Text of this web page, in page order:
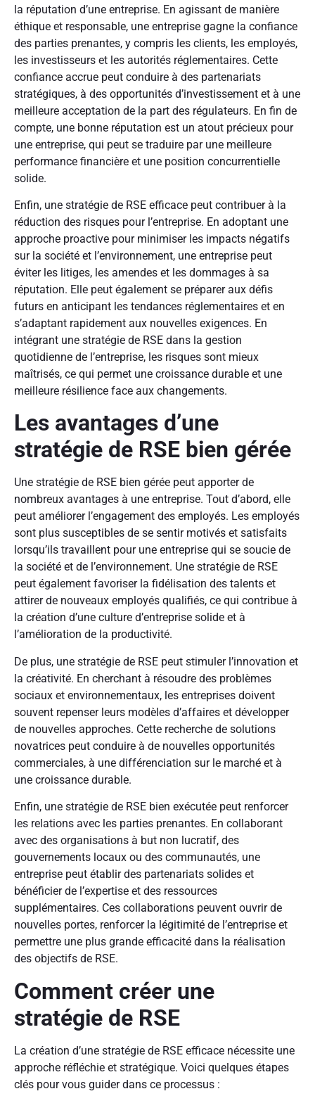
la réputation d’une entreprise. En agissant de manière
éthique et responsable, une entreprise gagne la confiance
des parties prenantes, y compris les clients, les employés,
les investisseurs et les autorités réglementaires. Cette
confiance accrue peut conduire à des partenariats
stratégiques, à des opportunités d’investissement et à une
meilleure acceptation de la part des régulateurs. En fin de
compte, une bonne réputation est un atout précieux pour
une entreprise, qui peut se traduire par une meilleure
performance financière et une position concurrentielle
solide.
Enfin, une stratégie de RSE efficace peut contribuer à la
réduction des risques pour l’entreprise. En adoptant une
approche proactive pour minimiser les impacts négatifs
sur la société et l’environnement, une entreprise peut
éviter les litiges, les amendes et les dommages à sa
réputation. Elle peut également se préparer aux défis
futurs en anticipant les tendances réglementaires et en
s’adaptant rapidement aux nouvelles exigences. En
intégrant une stratégie de RSE dans la gestion
quotidienne de l’entreprise, les risques sont mieux
maîtrisés, ce qui permet une croissance durable et une
meilleure résilience face aux changements.
Les avantages d’une
stratégie de RSE bien gérée
Une stratégie de RSE bien gérée peut apporter de
nombreux avantages à une entreprise. Tout d’abord, elle
peut améliorer l’engagement des employés. Les employés
sont plus susceptibles de se sentir motivés et satisfaits
lorsqu’ils travaillent pour une entreprise qui se soucie de
la société et de l’environnement. Une stratégie de RSE
peut également favoriser la fidélisation des talents et
attirer de nouveaux employés qualifiés, ce qui contribue à
la création d’une culture d’entreprise solide et à
l’amélioration de la productivité.
De plus, une stratégie de RSE peut stimuler l’innovation et
la créativité. En cherchant à résoudre des problèmes
sociaux et environnementaux, les entreprises doivent
souvent repenser leurs modèles d’affaires et développer
de nouvelles approches. Cette recherche de solutions
novatrices peut conduire à de nouvelles opportunités
commerciales, à une différenciation sur le marché et à
une croissance durable.
Enfin, une stratégie de RSE bien exécutée peut renforcer
les relations avec les parties prenantes. En collaborant
avec des organisations à but non lucratif, des
gouvernements locaux ou des communautés, une
entreprise peut établir des partenariats solides et
bénéficier de l’expertise et des ressources
supplémentaires. Ces collaborations peuvent ouvrir de
nouvelles portes, renforcer la légitimité de l’entreprise et
permettre une plus grande efficacité dans la réalisation
des objectifs de RSE.
Comment créer une
stratégie de RSE
La création d’une stratégie de RSE efficace nécessite une
approche réfléchie et stratégique. Voici quelques étapes
clés pour vous guider dans ce processus :